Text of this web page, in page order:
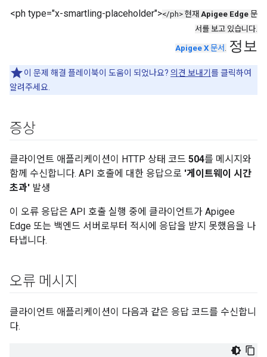
<ph type="x-smartling-placeholder"></ph> 현재 Apigee Edge 문
서를 보고 있습니다.
Apigee X 문서 . 정보
이 문제 해결 플레이북이 도움이 되었나요? 의견 보내기 를 클릭하여
알려주세요.
증상
클라이언트 애플리케이션이 HTTP 상태 코드 504를 메시지와
함께 수신합니다. API 호출에 대한 응답으로 '게이트웨이 시간
초과' 발생
이 오류 응답은 API 호출 실행 중에 클라이언트가 Apigee
Edge 또는 백엔드 서버로부터 적시에 응답을 받지 못했음을 나
타냅니다.
오류 메시지
클라이언트 애플리케이션이 다음과 같은 응답 코드를 수신합니
다.